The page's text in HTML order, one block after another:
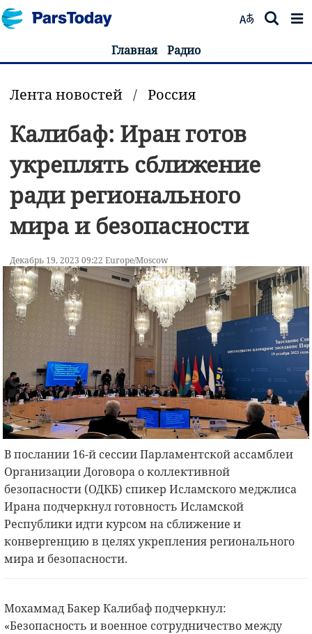
Главная Радио
Лента новостей / Россия
Калибаф: Иран готов
укреплять сближение
ради регионального
мира и безопасности
Декабрь 19, 2023 09:22 Europe/Moscow
В послании 16-й сессии Парламентской ассамблеи
Организации Договора о коллективной
безопасности (ОДКБ) спикер Исламского меджлиса
Ирана подчеркнул готовность Исламской
Республики идти курсом на сближение и
конвергенцию в целях укрепления регионального
мира и безопасности.
Мохаммад Бакер Калибаф подчеркнул:
«Безопасность и военное сотрудничество между